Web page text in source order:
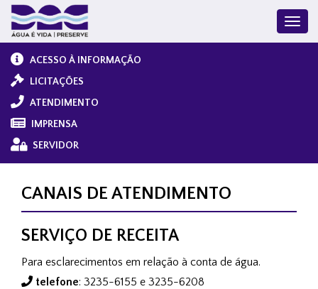
ACESSO À INFORMAÇÃO
LICITAÇÕES
ATENDIMENTO
IMPRENSA
SERVIDOR
CANAIS DE ATENDIMENTO
SERVIÇO DE RECEITA
Para esclarecimentos em relação à conta de água.
telefone: 3235-6155 e 3235-6208